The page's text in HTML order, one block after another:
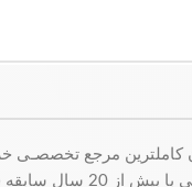
کاملترین مرجع تخصصـی
ادکلن و آرایشی